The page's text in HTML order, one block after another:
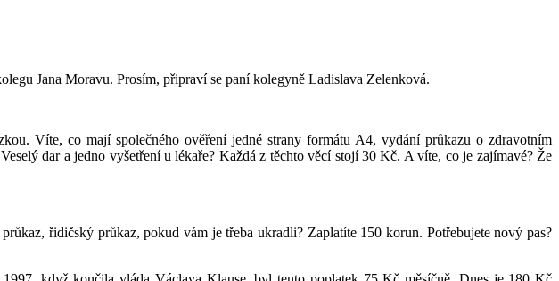
Jana Moravu. Prosím, připraví se paní kolegyně Ladislava Zelenková.
Víte, co mají společného ověření jedné strany formátu A4, vydání průkazu o zdravotním
dar a jedno vyšetření u lékaře? Každá z těchto věcí stojí 30 Kč. A víte, co je zajímavé? Že
řidičský průkaz, pokud vám je třeba ukradli? Zaplatíte 150 korun. Potřebujete nový pas?